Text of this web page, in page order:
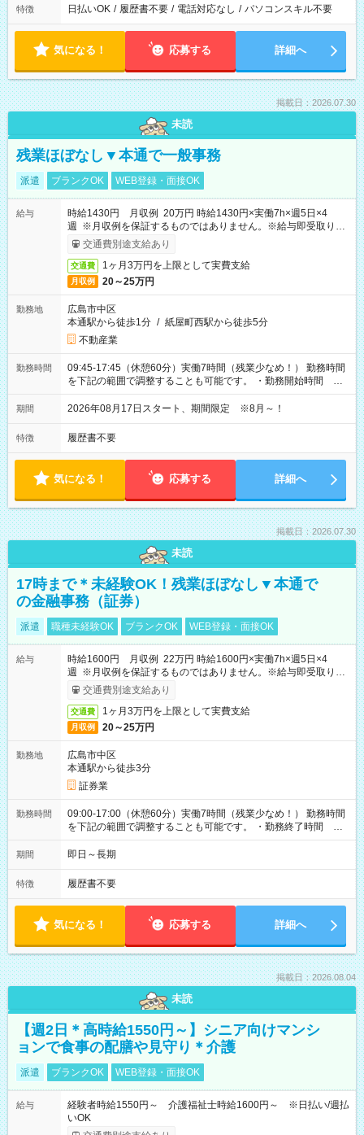
特徴 日払いOK / 履歴書不要 / 電話対応なし / パソコンスキル不要
気になる！ 応募する 詳細へ
掲載日：2026.07.30
未読
残業ほぼなし▼本通で一般事務
派遣 ブランクOK WEB登録・面接OK
給与
時給1430円 月収例 20万円 時給1430円×実働7h×週5日×4
週 ※月収例を保証するものではありません。※給与即受取りサ
ービス利用可（利用条件有）
交通費別途支給あり
交通費 1ヶ月3万円を上限として実費支給
月収例 20～25万円
勤務地
広島市中区
本通駅から徒歩1分 / 紙屋町西駅から徒歩5分
不動産業
勤務時間
09:45-17:45（休憩60分）実働7時間（残業少なめ！） 勤務時間
を下記の範囲で調整することも可能です。 ・勤務開始時間
09:45～12:30 ・勤務終了時間 15:45～18:30 ・実働 05:00～
07:45
期間 2026年08月17日スタート、期間限定 ※8月～！
特徴 履歴書不要
気になる！ 応募する 詳細へ
掲載日：2026.07.30
未読
17時まで＊未経験OK！残業ほぼなし▼本通で
の金融事務（証券）
派遣 職種未経験OK ブランクOK WEB登録・面接OK
給与
時給1600円 月収例 22万円 時給1600円×実働7h×週5日×4
週 ※月収例を保証するものではありません。※給与即受取りサ
ービス利用可（利用条件有）
交通費別途支給あり
交通費 1ヶ月3万円を上限として実費支給
月収例 20～25万円
勤務地
広島市中区
本通駅から徒歩3分
証券業
勤務時間
09:00-17:00（休憩60分）実働7時間（残業少なめ！） 勤務時間
を下記の範囲で調整することも可能です。 ・勤務終了時間
15:30～17:00 ・実働 05:30～07:00
期間 即日～長期
特徴 履歴書不要
気になる！ 応募する 詳細へ
掲載日：2026.08.04
未読
【週2日＊高時給1550円～】シニア向けマンシ
ョンで食事の配膳や見守り＊介護
派遣 ブランクOK WEB登録・面接OK
給与
経験者時給1550円～ 介護福祉士時給1600円～ ※日払い/週払
いOK